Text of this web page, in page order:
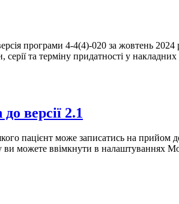
програми 4-4(4)-020 за жовтень
та терміну придатності у накладних
версії 2.1
пацієнт може записатись на прийом до
можете ввімкнути в налаштуваннях